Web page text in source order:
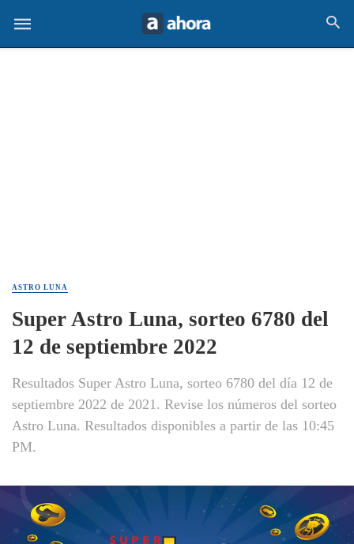
ASTRO LUNA
Super Astro Luna, sorteo 6780 del
12 de septiembre 2022
Resultados Super Astro Luna, sorteo 6780 del día 12 de
septiembre 2022 de 2021. Revise los números del sorteo
Astro Luna. Resultados disponibles a partir de las 10:45
PM.